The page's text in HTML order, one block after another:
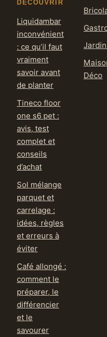
DÉCOUVRIR
Liquidambar
inconvénient
: ce qu’il faut
vraiment
savoir avant
de planter
Tineco floor
one s6 pet :
avis, test
complet et
conseils
d’achat
Sol mélange
parquet et
carrelage :
idées, règles
et erreurs à
éviter
Café allongé :
comment le
préparer, le
différencier
et le
savourer
Déco